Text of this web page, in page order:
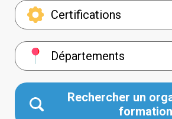
Certifications
Départements
Rechercher un
formation